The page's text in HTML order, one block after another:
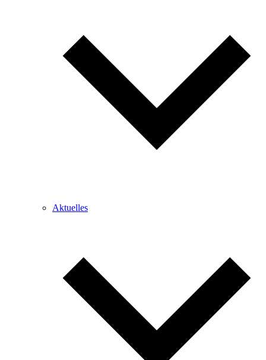
Aktuelles